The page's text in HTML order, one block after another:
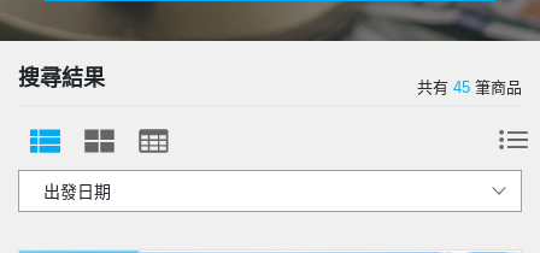
搜尋結果 共有 45 筆商品